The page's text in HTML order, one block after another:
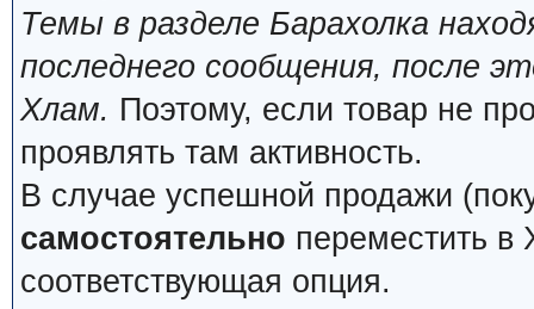
Темы в разделе Барахолка
последнего сообщения, после
Хлам. Поэтому, если товар не
проявлять там активность.
В случае успешной продажи
самостоятельно переместить в
соответствующая опция.